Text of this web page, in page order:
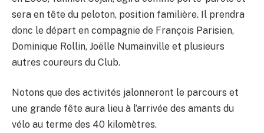
sera en tête du peloton, position familière. Il prendra
donc le départ en compagnie de François Parisien,
Dominique Rollin, Joëlle Numainville et plusieurs
autres coureurs du Club.
Notons que des activités jalonneront le parcours et
une grande fête aura lieu à l’arrivée des amants du
vélo au terme des 40 kilomètres.